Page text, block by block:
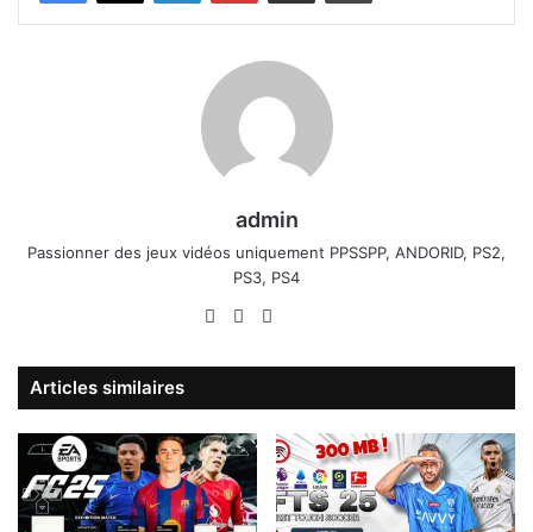
admin
Passionner des jeux vidéos uniquement PPSSPP, ANDORID, PS2,
PS3, PS4
WebsiteFacebook
Articles similaires